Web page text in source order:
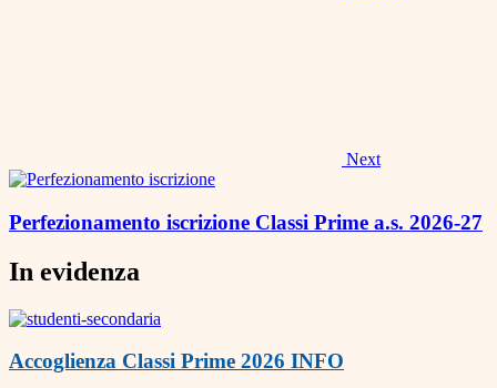
Next
Perfezionamento iscrizione Classi Prime a.s. 2026-27
In evidenza
Accoglienza Classi Prime 2026 INFO